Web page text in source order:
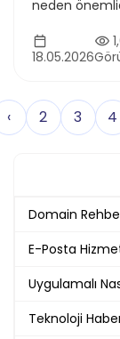
neden
avantajları,
SPF/DKIM/
koruması ve
profesyonel
etkisini
18.05.2026
‹ 2 3 4
Domain
E-Posta
Uygulamalı
Teknoloji